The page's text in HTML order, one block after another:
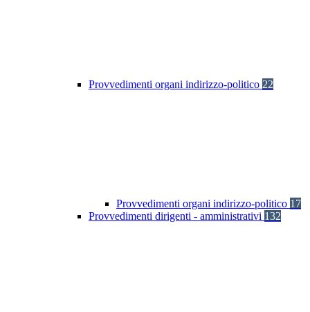
Provvedimenti organi indirizzo-politico 22
Provvedimenti organi indirizzo-politico 17
Provvedimenti dirigenti - amministrativi 132